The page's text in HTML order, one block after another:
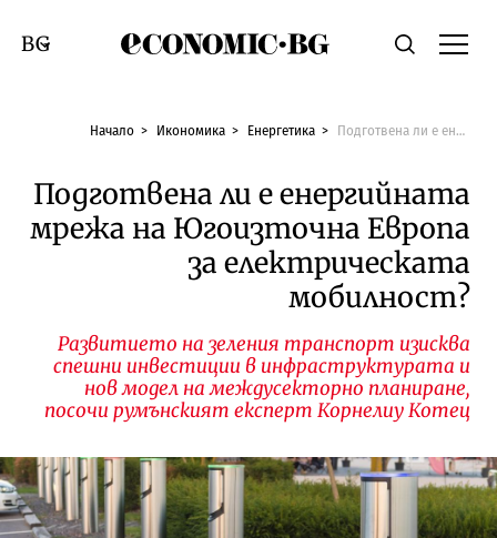
Economic.bgТърсене
Смяна на език
Начало Икономика Енергетика Подготвена ли е енергийната мрежа на Югоизточна Европа за електрическата мобилност?
Подготвена ли е енергийната
мрежа на Югоизточна Европа
за електрическата
мобилност?
Развитието на зеления транспорт изисква
спешни инвестиции в инфраструктурата и
нов модел на междусекторно планиране,
посочи румънският експерт Корнелиу Котец